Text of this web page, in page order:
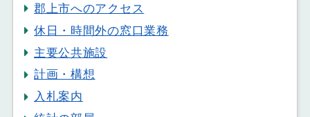
郡上市へのアクセス
休日・時間外の窓口業務
主要公共施設
計画・構想
入札案内